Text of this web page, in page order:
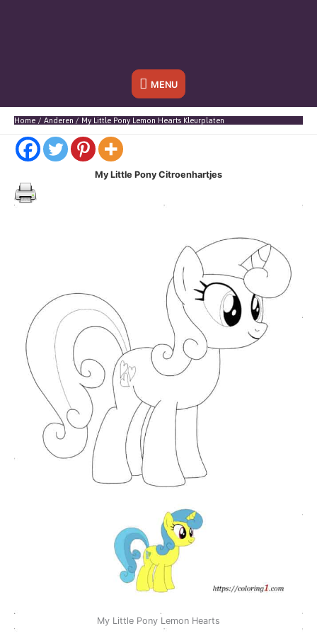
Onder
header
MENU
Home Anderen My Little Pony Lemon Hearts Kleurplaten
My Little Pony Citroenhartjes
My Little Pony Lemon Hearts